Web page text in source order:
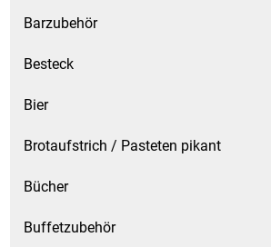
Haarkosmetik
Haushaltshelfer
Barzubehör
Besteck
Bier
Brotaufstrich / Pasteten pikant
Bücher
Buffetzubehör